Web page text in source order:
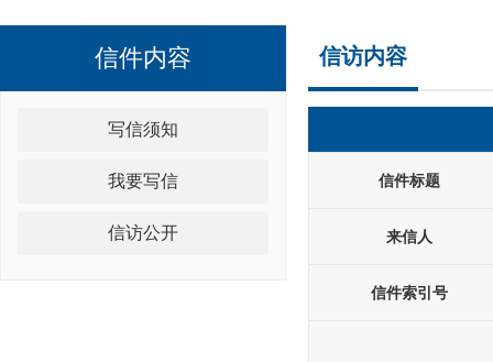
信件内容
写信须知
我要写信
信访公开
信访内容
信件标题
来信人
信件索引号